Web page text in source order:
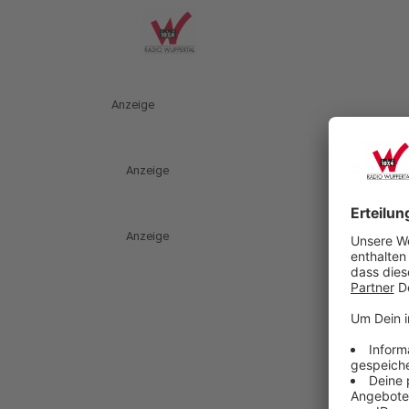
Anzeige
Anzeige
Anzeige